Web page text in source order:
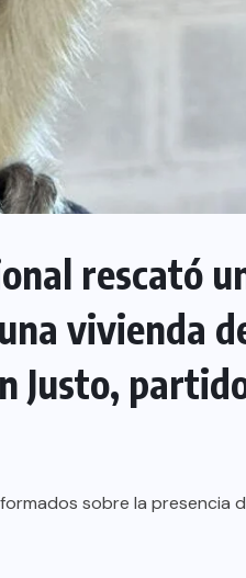
rescató
vivienda
Justo,
sobre la presencia